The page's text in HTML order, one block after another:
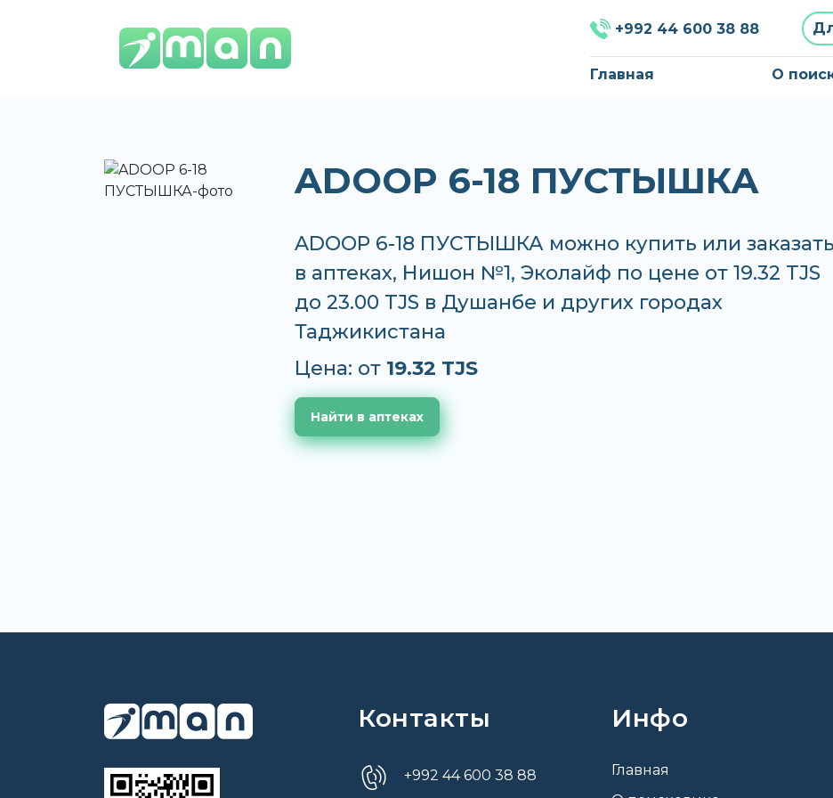
+992 44 600 38 88
Главная О
ADOOP 6-18 ПУСТЫШКА
ADOOP 6-18 ПУСТЫШКА можно купить или заказать
в аптеках, Нишон №1, Эколайф по цене от 19.32 TJS
до 23.00 TJS в Душанбе и других городах
Таджикистана
Цена: от 19.32 TJS
Найти в аптеках
Контакты
+992 44 600 38 88
Инфо
Главная